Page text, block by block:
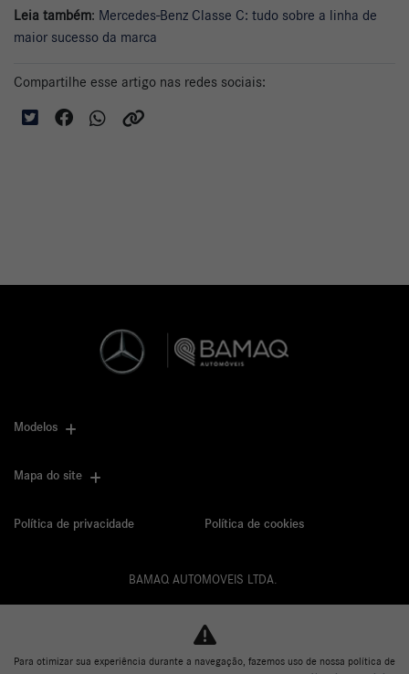
Leia também: Mercedes-Benz Classe C: tudo sobre a linha de
maior sucesso da marca
Compartilhe esse artigo nas redes sociais:
Modelos
Mapa do site
Política de privacidade Política de cookies
BAMAQ AUTOMOVEIS LTDA.
Para otimizar sua experiência durante a navegação, fazemos uso de nossa política de